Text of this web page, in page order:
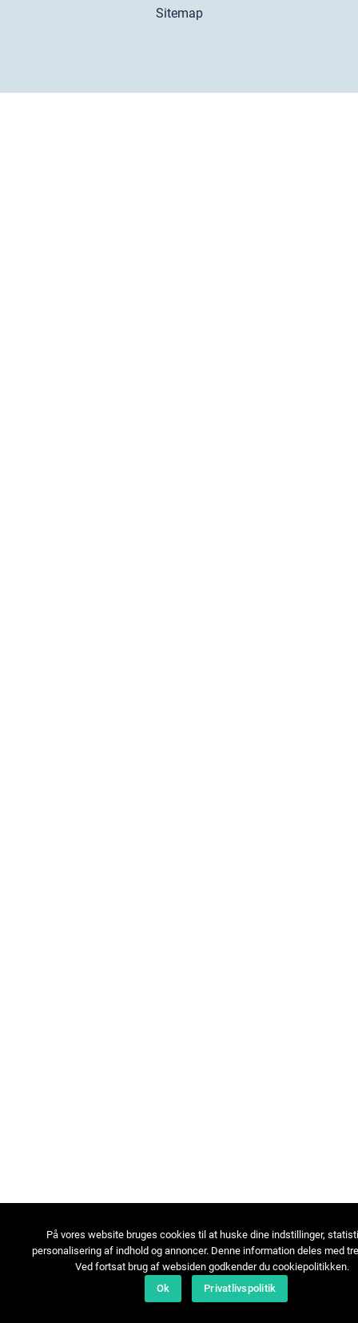
Sitemap
På vores website bruges cookies til at huske dine indstillinger,
personalisering af indhold og annoncer. Denne information deles med
Ved fortsat brug af websiden godkender du cookiepolitikken.
Ok
Privatlivspolitik